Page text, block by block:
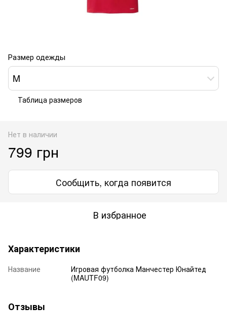
Размер одежды
M
Таблица размеров
Нет в наличии
799 грн
Сообщить, когда появится
В избранное
Характеристики
Название
Игровая футболка Манчестер Юнайтед
(MAUTF09)
Отзывы